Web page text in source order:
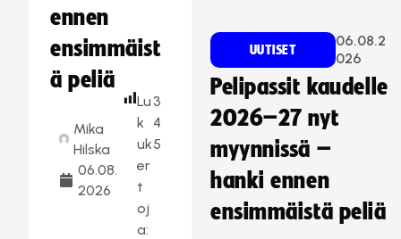
ennen
ensimmäist
ä peliä
Mika
Hilska
06.08.
2026
Lu
k
uk
er
t
oj
a:
3
4
5
UUTISET
06.08.2
026
Pelipassit kaudelle
2026–27 nyt
myynnissä –
hanki ennen
ensimmäistä peliä